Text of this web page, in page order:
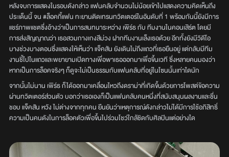
หลังจบการแสดงในรอบดังกล่าว แฟนคลับจำนวนไม่น้อยเข้าไปแสดงความคิดเห็นถึง
ประเด็นนี้ จน #ล็อคกี้แฟน ทะยานติดเทรนทวิตเตอร์ในอันดับที่ 1 พร้อมกันนี้ยังมีการ
แชร์ภาพแชตซึ่งอ้างว่าเป็นการสนทนาระหว่าง เพิร์ธ กับ ทีมงานในคอนเสิร์ต โดยมี
การส่งสัญญาณว่า เธอสวมกางเกงสีม่วง ฝากทีมงานเล็งเธอด้วย อีกทั้งยังมีวิดีโอ
บางช่วงบางตอนซึ่งแสดงให้เห็นว่า แจ็คสัน ยังเดินไม่ถึงแถวที่เธอยืนอยู่ แต่กลับมีทีม
งานชี้ไปในแถวและพยายามเปิดทางเพื่อพาเธอออกมาเพื่อขึ้นเวที ซึ่งหลายคนมองว่า
หากเป็นการล็อคจริงๆ ก็ดูจะไม่เป็นธรรมกับแฟนคลับที่อยู่ในโซนนั้นเท่าใดนัก
จากนั้นไม่นาน เพิร์ธ ก็ได้ออกมาเคลื่อนไหวถึงดราม่าที่เกิดขึ้นด้วยการโพสต์ข้อความ
ผ่านทวิตเตอร์ส่วนตัว บอกว่าเธอเองก็เป็นแฟนคลับคนหนึ่งที่สนับสนุนผลงานและชื่น
ชอบ แจ็คสัน หวัง ไม่ต่างจากทุกคน ยืนยันว่าเหตุการณ์ดังกล่าวไม่ได้มีการใช้อภิสิทธิ์
ความเป็นคนดังในการล็อคตัวเพื่อขึ้นไปร่วมโชว์ใกล้ชิดกับศิลปินแต่อย่างใด